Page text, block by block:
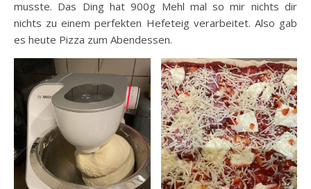
musste. Das Ding hat 900g Mehl mal so mir nichts dir
nichts zu einem perfekten Hefeteig verarbeitet. Also gab
es heute Pizza zum Abendessen.